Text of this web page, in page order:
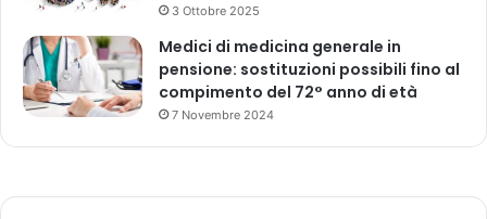
3 Ottobre 2025
Medici di medicina generale in
pensione: sostituzioni possibili fino al
compimento del 72° anno di età
7 Novembre 2024